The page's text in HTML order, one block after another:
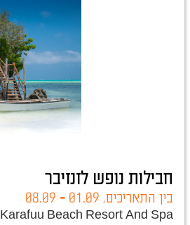
חבילות נופש לזנזיבר
בין התאריכים, -
08.09
Karafuu Beach Resort And Spa